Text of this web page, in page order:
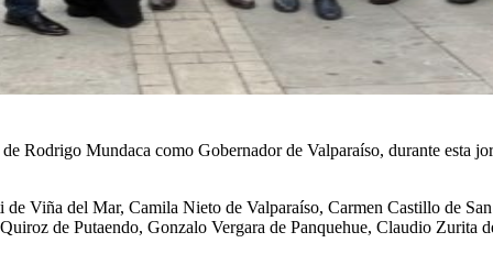
Rodrigo Mundaca como Gobernador de Valparaíso, durante esta
Viña del Mar, Camila Nieto de Valparaíso, Carmen Castillo de
de Putaendo, Gonzalo Vergara de Panquehue, Claudio Zurita